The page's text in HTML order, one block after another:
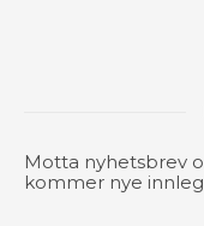
Motta nyhetsbrev
kommer nye